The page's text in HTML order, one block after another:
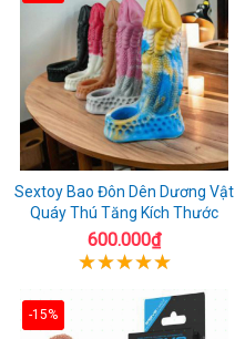
Sextoy Bao Đôn Dên Dương Vật
Quáy Thú Tăng Kích Thước
600.000₫
-15%